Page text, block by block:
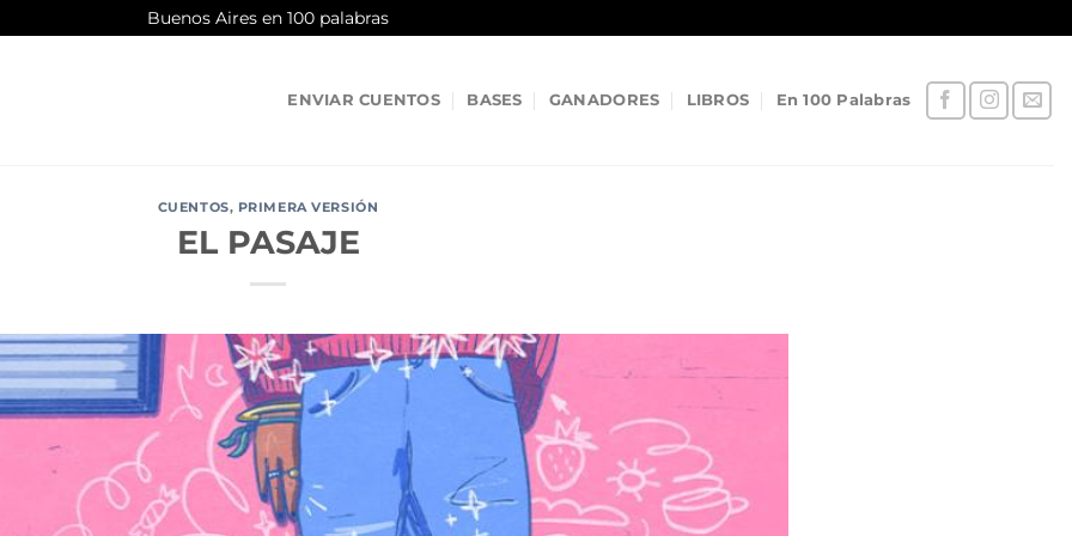
Buenos Aires en 100 palabras
ENVIAR CUENTOS BASES GANADORES LIBROS En 100 Palabras
CUENTOS, PRIMERA VERSIÓN
EL PASAJE